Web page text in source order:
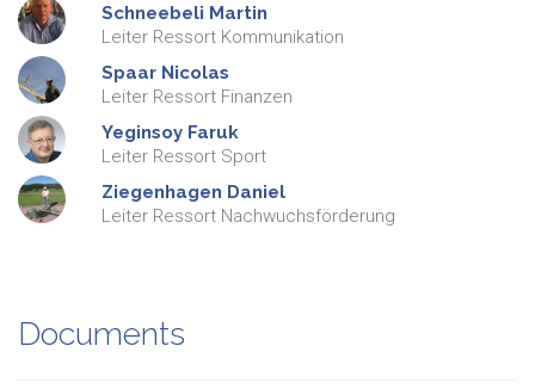
Schneebeli Martin
Leiter Ressort Kommunikation
Spaar Nicolas
Leiter Ressort Finanzen
Yeginsoy Faruk
Leiter Ressort Sport
Ziegenhagen Daniel
Leiter Ressort Nachwuchsförderung
Documents